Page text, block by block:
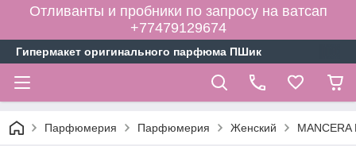
Отливанты и пробники по запросу на ватсап
+77479129674
Гипермакет оригинального парфюма ПШик
Парфюмерия Парфюмерия Женский